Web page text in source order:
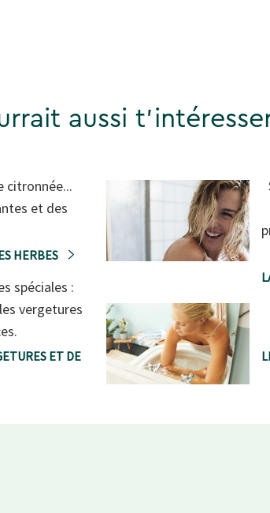
aussi
citronnée...
et des
HERBES
spéciales :
vergetures
ET DE